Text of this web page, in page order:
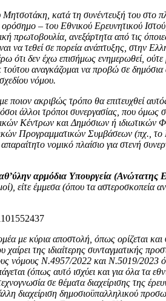
κατά τη συνέντευξή του στο
– του Εθνικού Ερευνητικού
ανεξάρτητα από τις όποιες
να τεθεί σε πορεία ανάπτυξης, στην
ότι δεν έχω επισήμως ενημερωθεί,
αναγκάζομαι να προβώ σε
νόμου.
ακριβώς τρόπο θα επιτευχθεί
άλλοι τρόποι συνεργασίας, που όμως
Κέντρων και Δημόσιων ή
Προγραμματικών Συμβάσεων (πχ.,
νομικό πλαίσιο για στενή
αρμόδια Υπουργεία (Ανώτατης
είτε έμμεσα (όπου τα αστεροσκοπεία
με κύρια αποστολή, όπως ορίζεται
της ιδιαίτερης συνταγματικής
νόμους Ν.4957/2022 και Ν.5019/
(όπως αυτό ισχύει και για όλα τα
σε θέματα διαχείρισης της
διαχείριση δημοσιοϋπαλληλικού